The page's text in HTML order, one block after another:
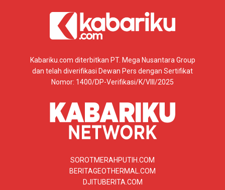
Kabariku.com diterbitkan PT. Mega Nusantara Group
dan telah diverifikasi Dewan Pers dengan Sertifikat
Nomor: 1400/DP-Verifikasi/K/VIII/2025
SOROTMERAHPUTIH.COM
BERITAGEOTHERMAL.COM
DJITUBERITA.COM